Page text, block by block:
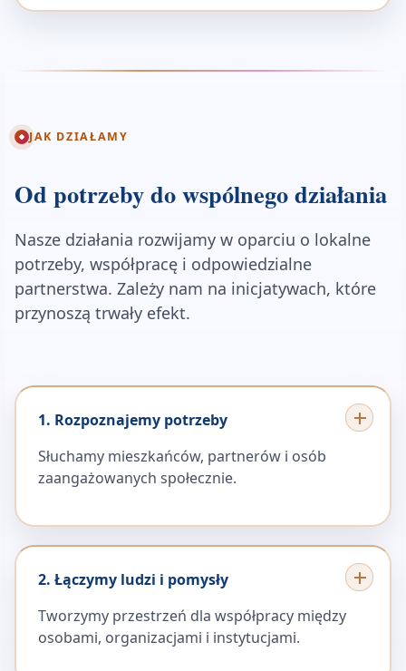
JAK DZIAŁAMY
Od potrzeby do wspólnego działania
Nasze działania rozwijamy w oparciu o lokalne
potrzeby, współpracę i odpowiedzialne
partnerstwa. Zależy nam na inicjatywach, które
przynoszą trwały efekt.
1. Rozpoznajemy potrzeby
Słuchamy mieszkańców, partnerów i osób
zaangażowanych społecznie.
2. Łączymy ludzi i pomysły
Tworzymy przestrzeń dla współpracy między
osobami, organizacjami i instytucjami.